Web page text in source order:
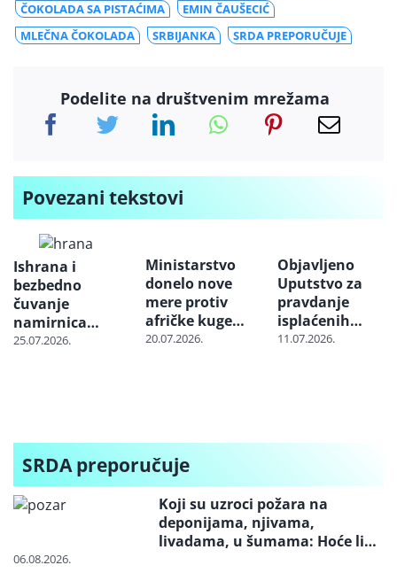
ČOKOLADA SA PISTAĆIMA
EMIN ČAUŠECIĆ
MLEČNA ČOKOLADA
SRBIJANKA SRDA PREPORUČUJE
Podelite na društvenim mrežama
Povezani tekstovi
Ishrana i
bezbedno
čuvanje
namirnica
tokom letnjih
25.07.2026.
Ministarstvo
donelo nove
mere protiv
afričke kuge
svinja:
20.07.2026.
Objavljeno
Uputstvo za
pravdanje
isplaćenih
sredstava za
11.07.2026.
SRDA preporučuje
Koji su uzroci požara na
deponijama, njivama,
livadama, u šumama: Hoće li
06.08.2026.